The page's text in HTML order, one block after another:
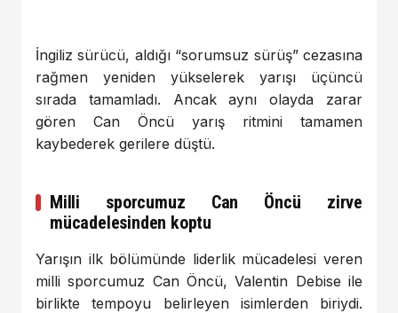
İngiliz sürücü, aldığı “sorumsuz sürüş” cezasına
rağmen yeniden yükselerek yarışı üçüncü
sırada tamamladı. Ancak aynı olayda zarar
gören Can Öncü yarış ritmini tamamen
kaybederek gerilere düştü.
Milli sporcumuz Can Öncü zirve
mücadelesinden koptu
Yarışın ilk bölümünde liderlik mücadelesi veren
milli sporcumuz Can Öncü, Valentin Debise ile
birlikte tempoyu belirleyen isimlerden biriydi.